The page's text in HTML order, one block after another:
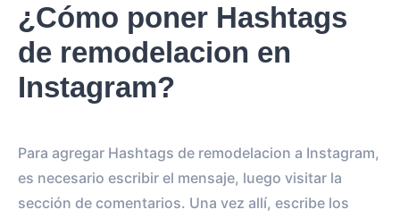
¿Cómo poner Hashtags
de remodelacion en
Instagram?
Para agregar Hashtags de remodelacion a Instagram,
es necesario escribir el mensaje, luego visitar la
sección de comentarios. Una vez allí, escribe los